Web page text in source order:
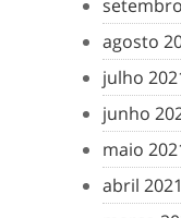
agosto
julho
junho
maio
abril 2021